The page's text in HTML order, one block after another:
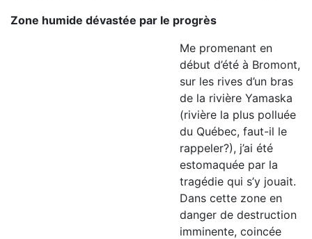
Zone humide dévastée par le progrès
Me promenant en
début d’été à Bromont,
sur les rives d’un bras
de la rivière Yamaska
(rivière la plus polluée
du Québec, faut-il le
rappeler?), j’ai été
estomaquée par la
tragédie qui s’y jouait.
Dans cette zone en
danger de destruction
imminente, coincée